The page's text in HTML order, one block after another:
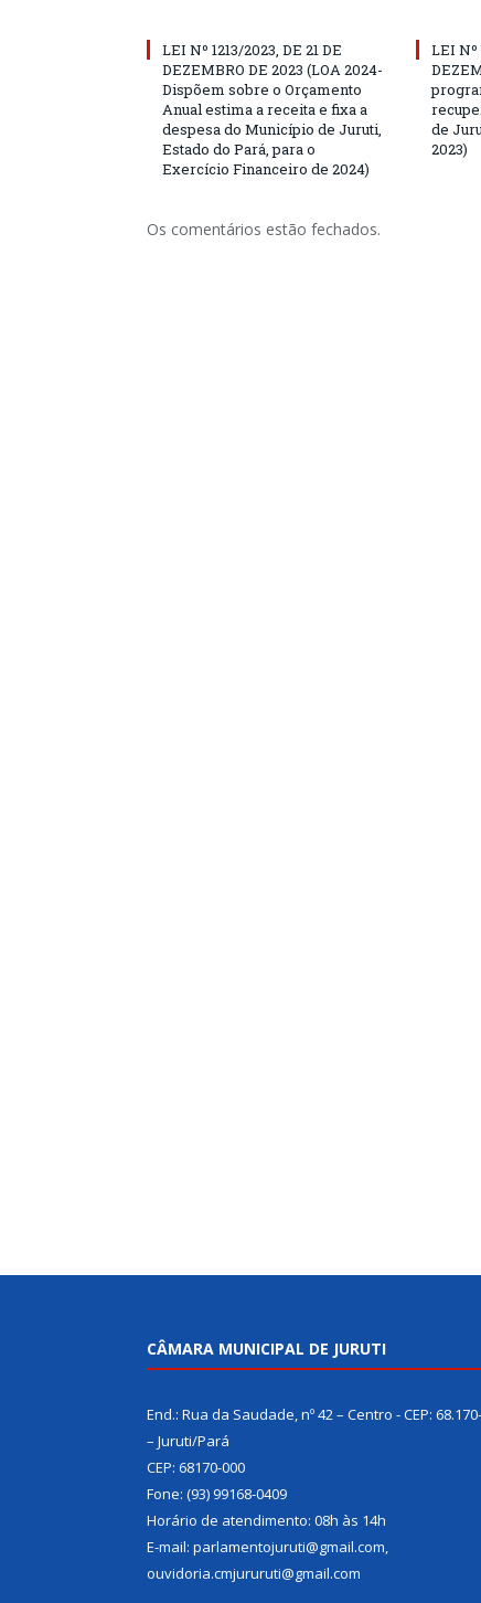
LEI Nº 1213/2023, DE 21 DE
DEZEMBRO DE 2023 (LOA 2024-
Dispõem sobre o Orçamento
Anual estima a receita e fixa a
despesa do Município de Juruti,
Estado do Pará, para o
Exercício Financeiro de 2024)
LEI Nº
de
2023)
Os comentários estão fechados.
CÂMARA MUNICIPAL DE JURUTI
End.: Rua da Saudade, nº 42 – Centro - CEP:
– Juruti/Pará
CEP: 68170-000
Fone: (93) 99168-0409
Horário de atendimento: 08h às 14h
E-mail: parlamentojuruti@gmail.com,
ouvidoria.cmjururuti@gmail.com